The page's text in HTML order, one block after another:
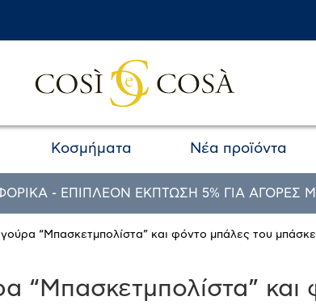
Κοσμήματα Νέα προϊόντα
- ΕΠΙΠΛΕΟΝ ΕΚΠΤΩΣΗ 5% ΓΙΑ ΑΓΟΡΕΣ
“Μπασκετμπολίστα” και φόντο μπάλες του
“Μπασκετμπολίστα”